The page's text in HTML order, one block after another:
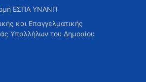
ΕΣΠΑ ΥΝΑΝΠ
και Επαγγελματικής
Υπαλλήλων του Δημοσίου